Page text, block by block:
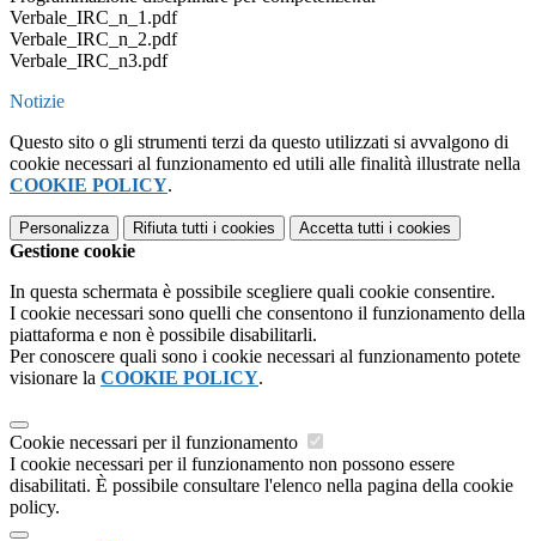
Verbale_IRC_n_1.pdf
Verbale_IRC_n_2.pdf
Verbale_IRC_n3.pdf
Notizie
Questo sito o gli strumenti terzi da questo utilizzati si avvalgono di
cookie necessari al funzionamento ed utili alle finalità illustrate nella
COOKIE POLICY.
Personalizza Rifiuta tutti i cookies Accetta tutti i cookies
Gestione cookie
In questa schermata è possibile scegliere quali cookie consentire.
I cookie necessari sono quelli che consentono il funzionamento della
piattaforma e non è possibile disabilitarli.
Per conoscere quali sono i cookie necessari al funzionamento potete
visionare la COOKIE POLICY.
Cookie necessari per il funzionamento
I cookie necessari per il funzionamento non possono essere
disabilitati. È possibile consultare l'elenco nella pagina della cookie
policy.